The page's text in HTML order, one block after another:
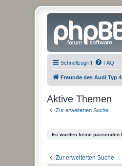
Schnellzugriff FAQ
Freunde des Audi Typ
Aktive Themen
Zur erweiterten Suche
Es wurden keine passenden
Zur erweiterten Suche